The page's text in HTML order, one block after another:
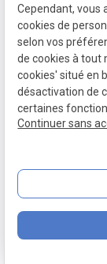
Orgeval
SIRET :
Plan
place
Plan d'accès
Cependant, vous
cookies de
selon vos
de cookies à tout
cookies' situé en
désactivation de
certaines
Continuer sans